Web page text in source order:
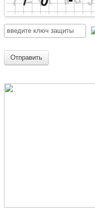
Отправить